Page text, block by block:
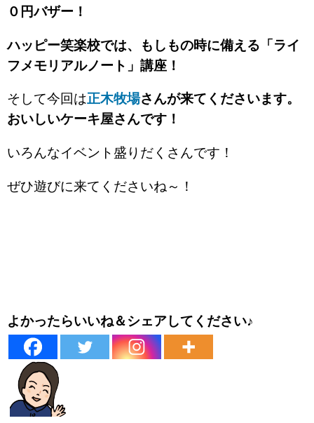
０円バザー！
ハッピー笑楽校では、もしもの時に備える「ライ
フメモリアルノート」講座！
そして今回は正木牧場さんが来てくださいます。
おいしいケーキ屋さんです！
いろんなイベント盛りだくさんです！
ぜひ遊びに来てくださいね～！
よかったらいいね＆シェアしてください♪